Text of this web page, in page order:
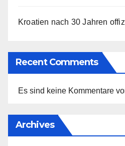
Kroatien nach 30 Jahren
Recent Comments
Es sind keine Kommentare
Archives